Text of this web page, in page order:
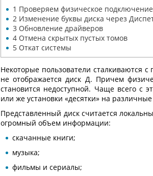
1 Проверяем физическое подключение
2 Изменение буквы диска через
3 Обновление драйверов
4 Отмена скрытых пустых томов
5 Откат системы
Некоторые пользователи сталкиваются
не отображается диск Д. Причем
становится недоступной. Чаще всего с
или же установки «десятки» на различные
Представленный диск считается
огромный объем информации:
скачанные книги;
музыка;
фильмы и сериалы;